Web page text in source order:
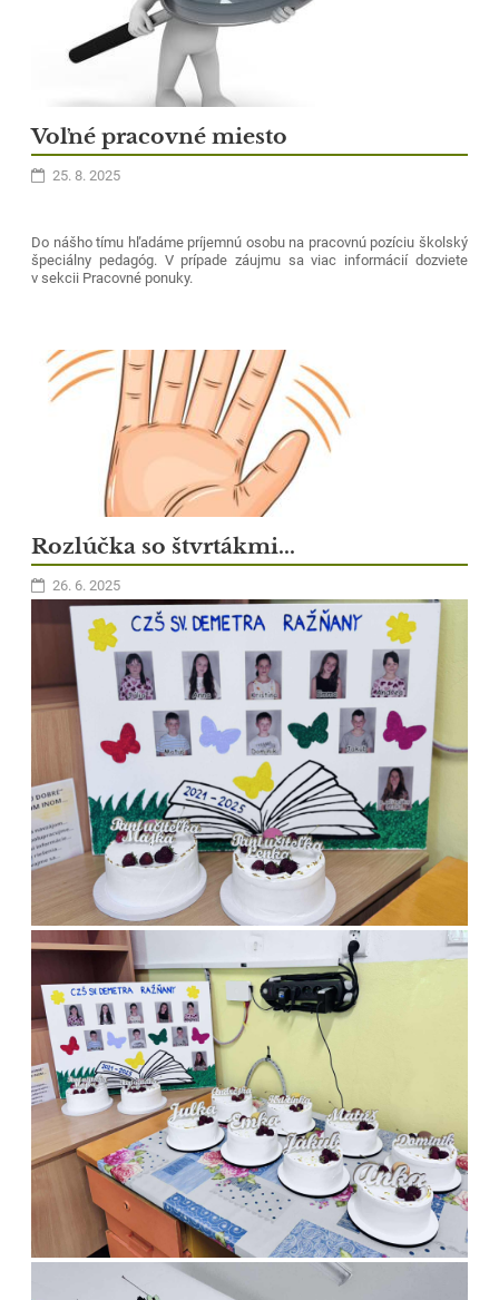
Voľné pracovné miesto
25. 8. 2025
Do nášho tímu hľadáme príjemnú osobu na pracovnú pozíciu školský
špeciálny pedagóg. V prípade záujmu sa viac informácií dozviete
v sekcii Pracovné ponuky.
Rozlúčka so štvrtákmi...
26. 6. 2025